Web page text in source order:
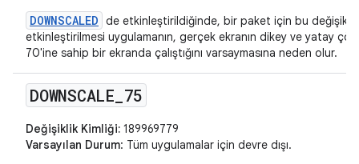
DOWNSCALED de etkinleştirildiğinde, bir paket için bu
etkinleştirilmesi uygulamanın, gerçek ekranın dikey ve yatay
70'ine sahip bir ekranda çalıştığını varsaymasına neden olur.
DOWNSCALE 75
Değişiklik Kimliği: 189969779
Varsayılan Durum: Tüm uygulamalar için devre dışı.